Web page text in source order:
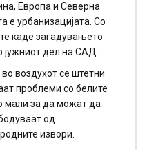
Европа и Северна
е урбанизацијата. Со
каде загадувањето
јужниот дел на САД.
воздухот се штетни
проблеми со белите
мали за да можат да
од
извори.